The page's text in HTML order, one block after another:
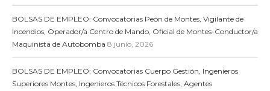
BOLSAS DE EMPLEO: Convocatorias Peón de Montes, Vigilante de
Incendios, Operador/a Centro de Mando, Oficial de Montes-Conductor/a
Maquinista de Autobomba 8 junio, 2026
BOLSAS DE EMPLEO: Convocatorias Cuerpo Gestión, Ingenieros
Superiores Montes, Ingenieros Técnicos Forestales, Agentes